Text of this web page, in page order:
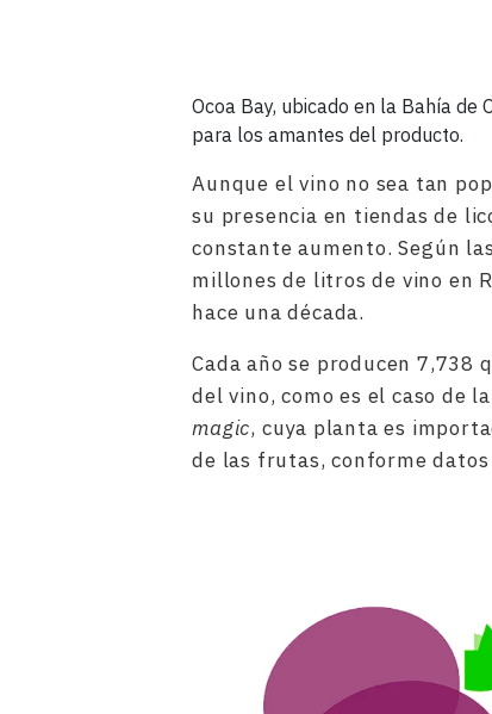
Ocoa Bay, ubicado en la Bahía de
para los amantes del producto.
Aunque el vino no sea tan
su presencia en tiendas de
constante aumento. Según
millones de litros de vino en
hace una década.
Cada año se producen
del vino, como es el caso de
magic, cuya planta es
de las frutas, conforme